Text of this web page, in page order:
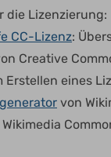
die Lizenzierung:
CC-Lizenz:
Creative
Erstellen eines
von